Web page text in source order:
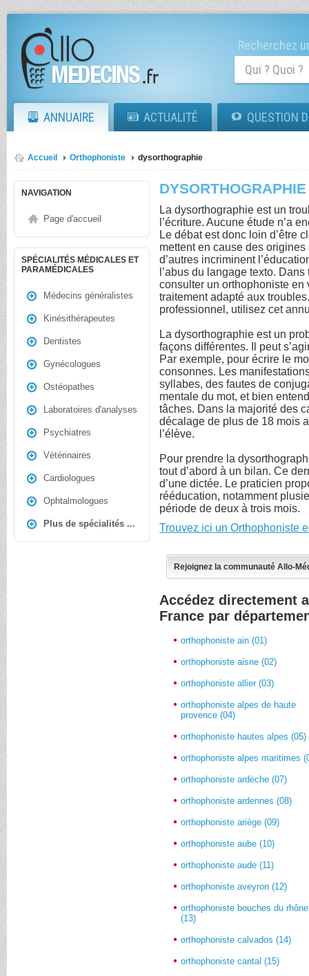
Recherchez
ANNUAIRE ACTUALITÉ QUESTION
Accueil Orthophoniste dysorthographie
NAVIGATION
Page d'accueil
SPÉCIALITÉS MÉDICALES ET
PARAMÉDICALES
Médecins généralistes
Kinésithérapeutes
Dentistes
Gynécologues
Ostéopathes
Laboratoires d'analyses
Psychiatres
Vétérinaires
Cardiologues
Ophtalmologues
Plus de spécialités ...
DYSORTHOGRAPHIE
La dysorthographie est un
l’écriture. Aucune étude n’a
Le débat est donc loin d’être
mettent en cause des
d’autres incriminent
l’abus du langage texto.
consulter un orthophoniste
traitement adapté aux
professionnel, utilisez cet
La dysorthographie est un
façons différentes. Il peut
Par exemple, pour écrire le
consonnes. Les
syllabes, des fautes de
mentale du mot, et bien
tâches. Dans la majorité des
décalage de plus de 18 mois
l’élève.
Pour prendre la
tout d’abord à un bilan. Ce
d’une dictée. Le praticien
rééducation, notamment
période de deux à trois mois.
Trouvez ici un Orthophoniste
Rejoignez la communauté Allo-
Accédez directement
France par
orthophoniste ain (01)
orthophoniste aisne (02)
orthophoniste allier (03)
orthophoniste alpes de haute
provence (04)
orthophoniste hautes alpes (05)
orthophoniste alpes maritimes
orthophoniste ardèche (07)
orthophoniste ardennes (08)
orthophoniste ariège (09)
orthophoniste aube (10)
orthophoniste aude (11)
orthophoniste aveyron (12)
orthophoniste bouches du rhône
(13)
orthophoniste calvados (14)
orthophoniste cantal (15)